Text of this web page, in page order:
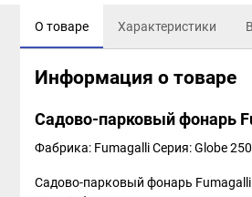
О товаре Характеристики
Информация о товаре
Садово-парковый фонарь
Фабрика: FumagalliСерия: Globe 250
Садово-парковый фонарь